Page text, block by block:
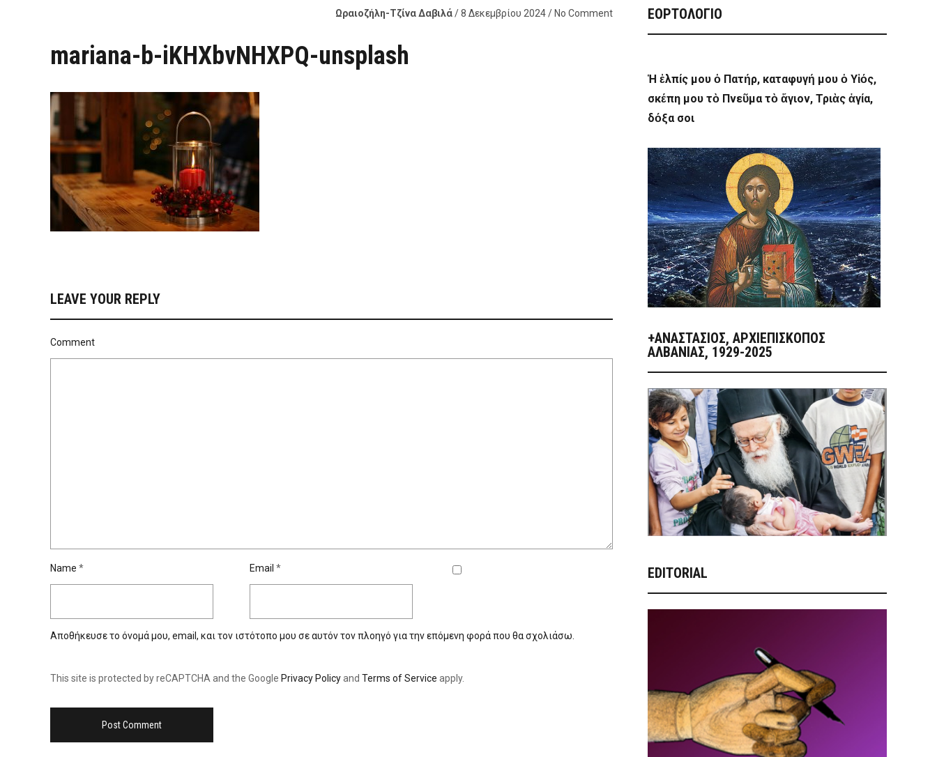
Ωραιοζήλη-Τζίνα Δαβιλά/ 8 Δεκεμβρίου 2024 / No Comment
mariana-b-iKHXbvNHXPQ-unsplash
LEAVE YOUR REPLY
Comment
Name * Email *
Αποθήκευσε το όνομά μου, email, και τον ιστότοπο μου σε αυτόν τον πλοηγό για την επόμενη φορά που θα σχολιάσω.
This site is protected by reCAPTCHA and the Google Privacy Policyand Terms of Service apply.
ΕΟΡΤΟΛΟΓΙΟ
Ἡ ἐλπίς μου ὁ Πατήρ, καταφυγή μου ὁ Υἱός,
σκέπη μου τὸ Πνεῦμα τὸ ἅγιον, Τριὰς ἁγία,
δόξα σοι
+ΑΝΑΣΤΆΣΙΟΣ, ΑΡΧΙΕΠΊΣΚΟΠΟΣ
ΑΛΒΑΝΊΑΣ, 1929-2025
EDITORIAL